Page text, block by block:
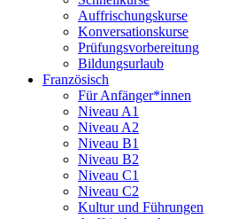
Auffrischungskurse
Konversationskurse
Prüfungsvorbereitung
Bildungsurlaub
Französisch
Für Anfänger*innen
Niveau A1
Niveau A2
Niveau B1
Niveau B2
Niveau C1
Niveau C2
Kultur und Führungen